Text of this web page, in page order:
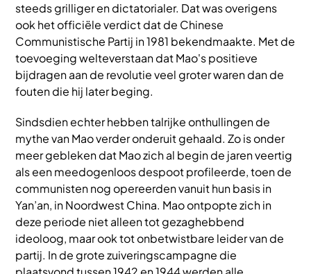
steeds grilliger en dictatorialer. Dat was overigens
ook het officiële verdict dat de Chinese
Communistische Partij in 1981 bekendmaakte. Met de
toevoeging welteverstaan dat Mao's positieve
bijdragen aan de revolutie veel groter waren dan de
fouten die hij later beging.
Sindsdien echter hebben talrijke onthullingen de
mythe van Mao verder onderuit gehaald. Zo is onder
meer gebleken dat Mao zich al begin de jaren veertig
als een meedogenloos despoot profileerde, toen de
communisten nog opereerden vanuit hun basis in
Yan’an, in Noordwest China. Mao ontpopte zich in
deze periode niet alleen tot gezaghebbend
ideoloog, maar ook tot onbetwistbare leider van de
partij. In de grote zuiveringscampagne die